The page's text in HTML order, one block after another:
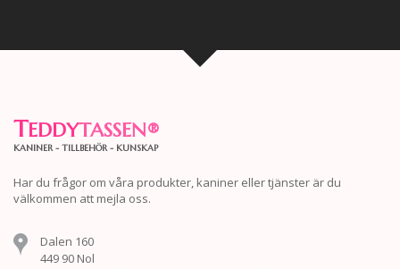
TEDDYTASSEN®
KANINER - TILLBEHÖR - KUNSKAP
Har du frågor om våra produkter, kaniner eller tjänster är du
välkommen att mejla oss.
Dalen 160
449 90 Nol